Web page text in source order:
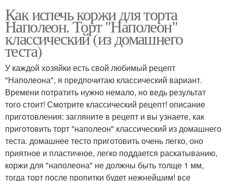
Как испечь коржи для торта
Наполеон. Торт "Наполеон"
классический (из домашнего
теста)
У каждой хозяйки есть свой любимый рецепт
"Наполеона", я предпочитаю классический вариант.
Времени потратить нужно немало, но ведь результат
того стоит! Смотрите классический рецепт! описание
приготовления: загляните в рецепт и вы узнаете, как
приготовить торт "наполеон" классический из домашнего
теста. домашнее тесто приготовить очень легко, оно
приятное и пластичное, легко поддается раскатыванию,
коржи для "наполеона" не должны быть толще 1 мм,
тогда торт после пропитки будет нежнейшим! все